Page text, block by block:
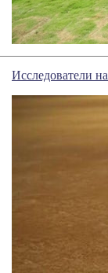
Исследователи